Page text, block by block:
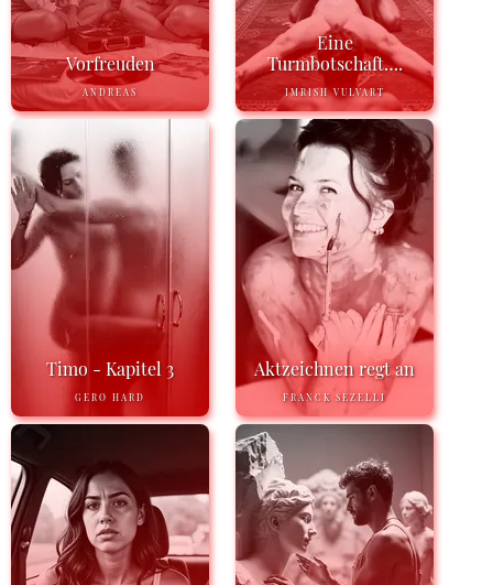
Vorfreuden
ANDREAS
Eine
Turmbotschaft….
IMRISH VULVART
Timo - Kapitel 3
GERO HARD
Aktzeichnen regt an
FRANCK SEZELLI